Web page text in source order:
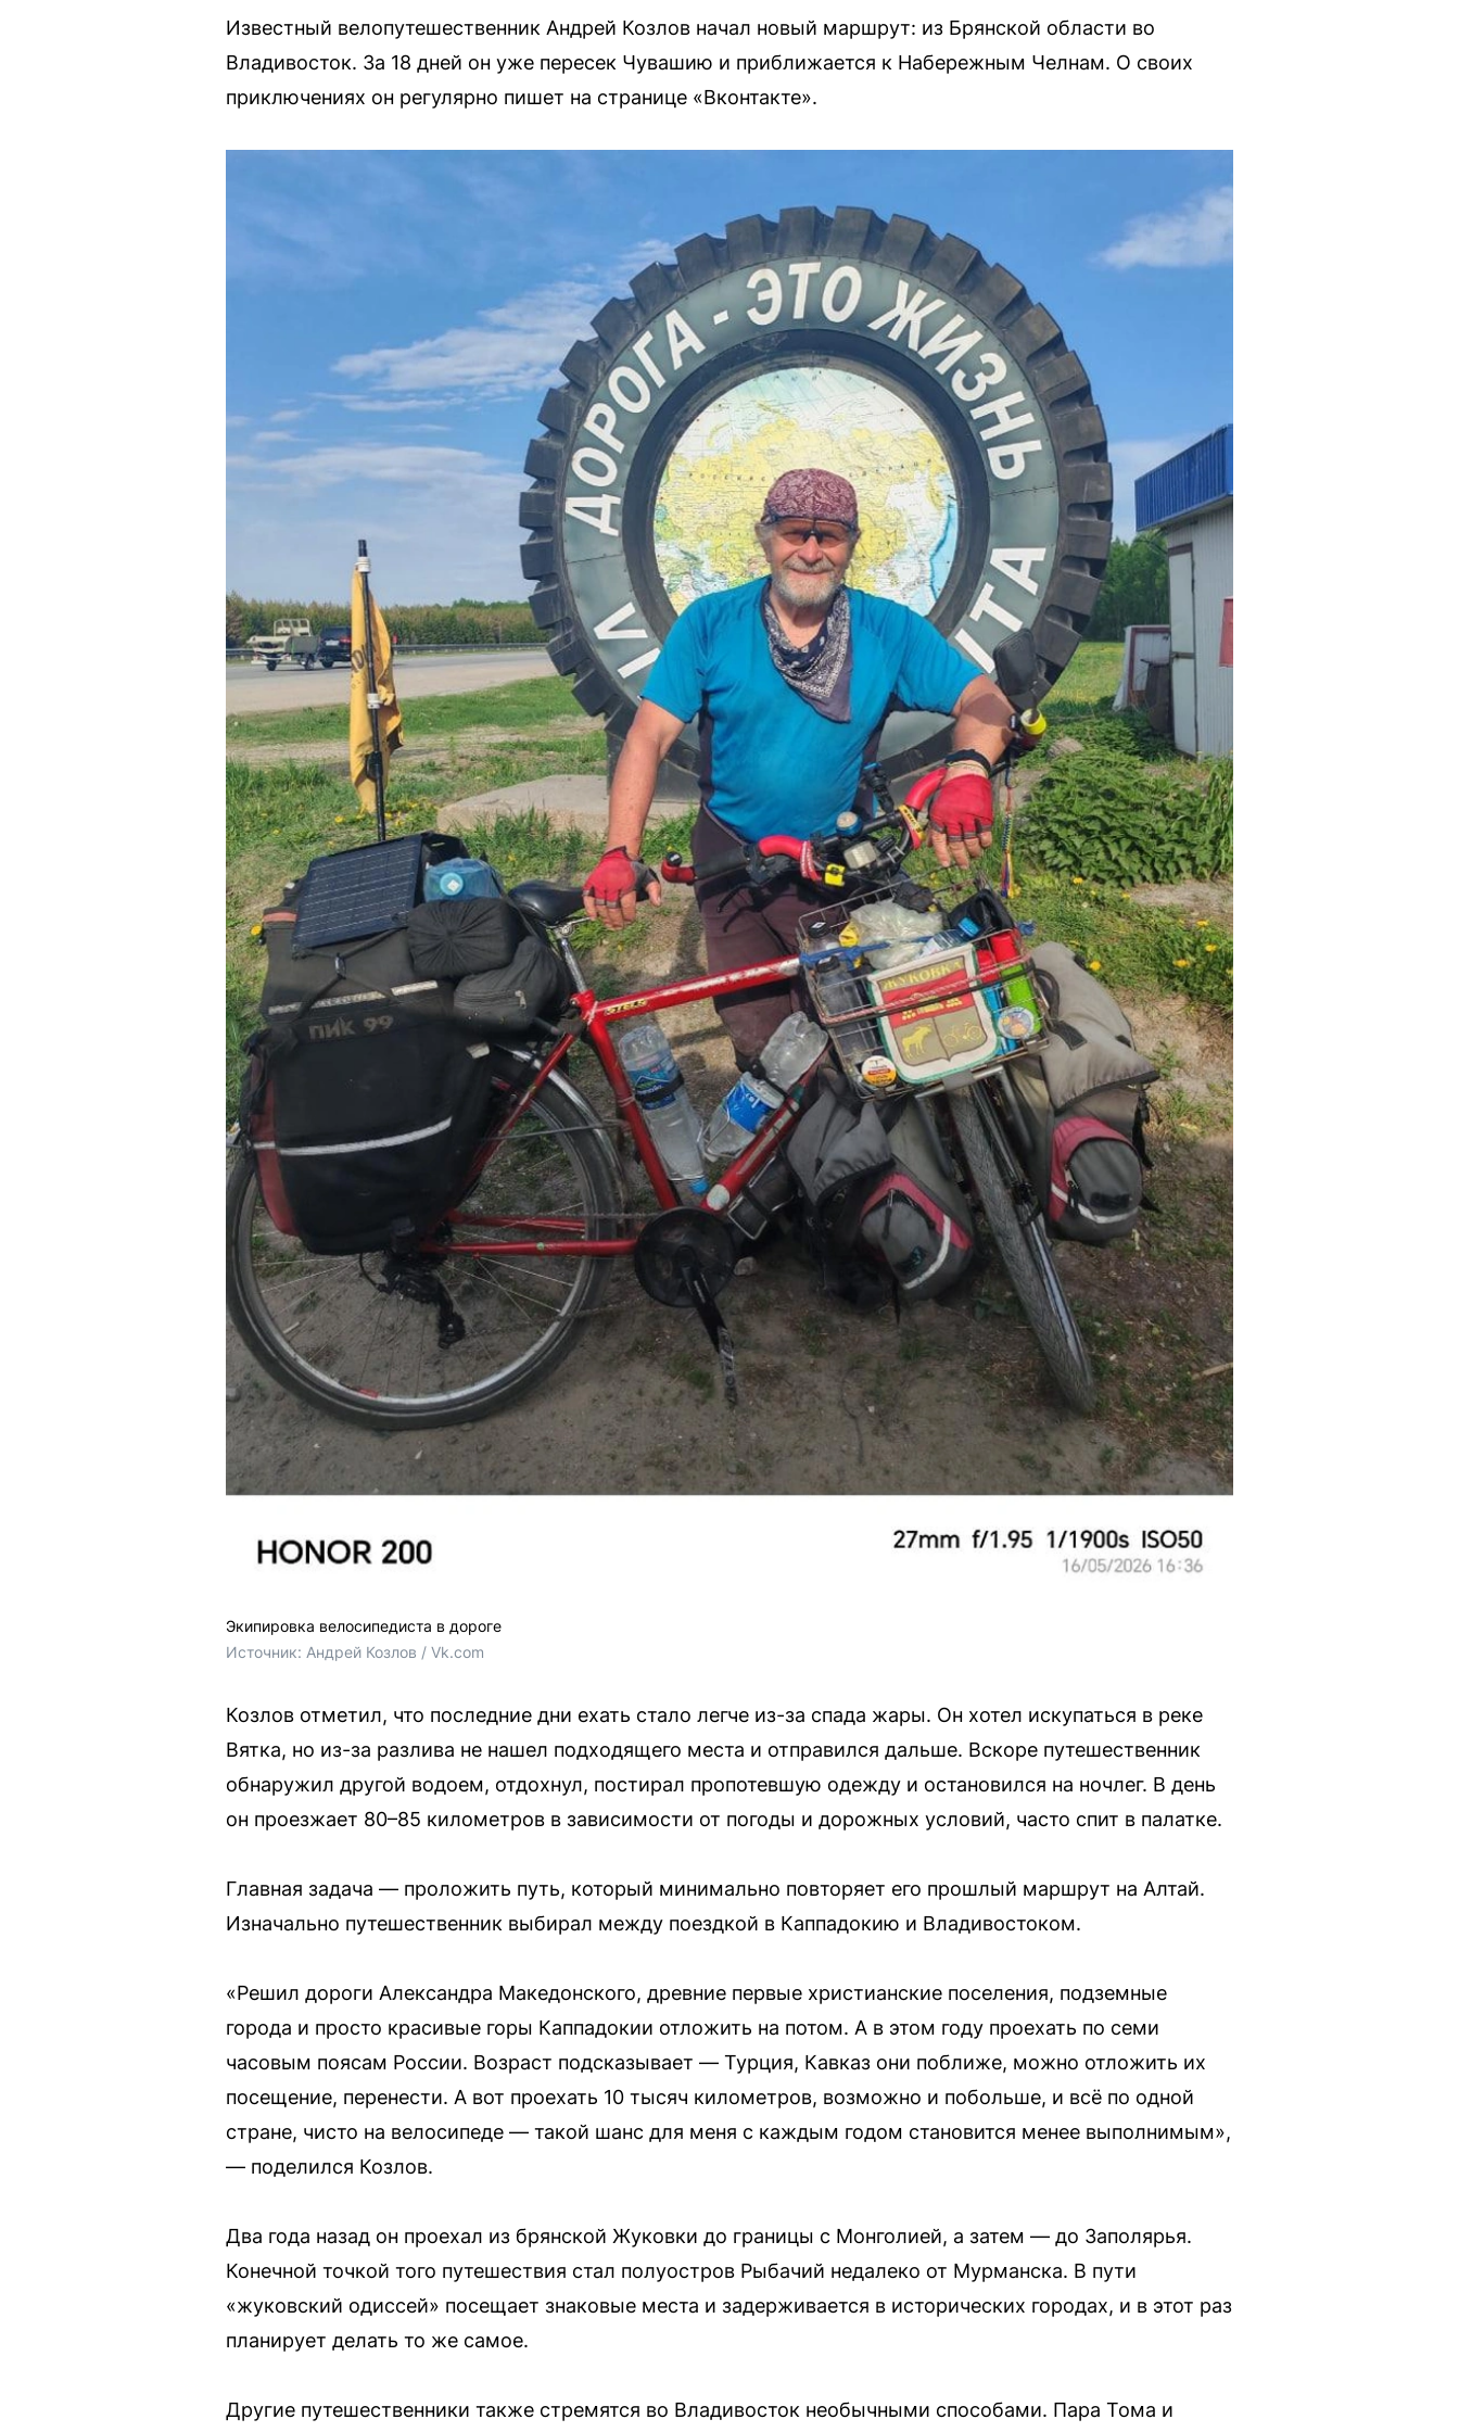
Известный велопутешественник Андрей Козлов начал новый маршрут: из Брянской области во
Владивосток. За 18 дней он уже пересек Чувашию и приближается к Набережным Челнам. О своих
приключениях он регулярно пишет на странице «Вконтакте».
Экипировка велосипедиста в дороге
Источник: Андрей Козлов / Vk.com
Козлов отметил, что последние дни ехать стало легче из-за спада жары. Он хотел искупаться в реке
Вятка, но из-за разлива не нашел подходящего места и отправился дальше. Вскоре путешественник
обнаружил другой водоем, отдохнул, постирал пропотевшую одежду и остановился на ночлег. В день
он проезжает 80–85 километров в зависимости от погоды и дорожных условий, часто спит в палатке.
Главная задача — проложить путь, который минимально повторяет его прошлый маршрут на Алтай.
Изначально путешественник выбирал между поездкой в Каппадокию и Владивостоком.
«Решил дороги Александра Македонского, древние первые христианские поселения, подземные
города и просто красивые горы Каппадокии отложить на потом. А в этом году проехать по семи
часовым поясам России. Возраст подсказывает — Турция, Кавказ они поближе, можно отложить их
посещение, перенести. А вот проехать 10 тысяч километров, возможно и побольше, и всё по одной
стране, чисто на велосипеде — такой шанс для меня с каждым годом становится менее выполнимым»,
— поделился Козлов.
Два года назад он проехал из брянской Жуковки до границы с Монголией, а затем — до Заполярья.
Конечной точкой того путешествия стал полуостров Рыбачий недалеко от Мурманска. В пути
«жуковский одиссей» посещает знаковые места и задерживается в исторических городах, и в этот раз
планирует делать то же самое.
Другие путешественники также стремятся во Владивосток необычными способами. Пара Тома и